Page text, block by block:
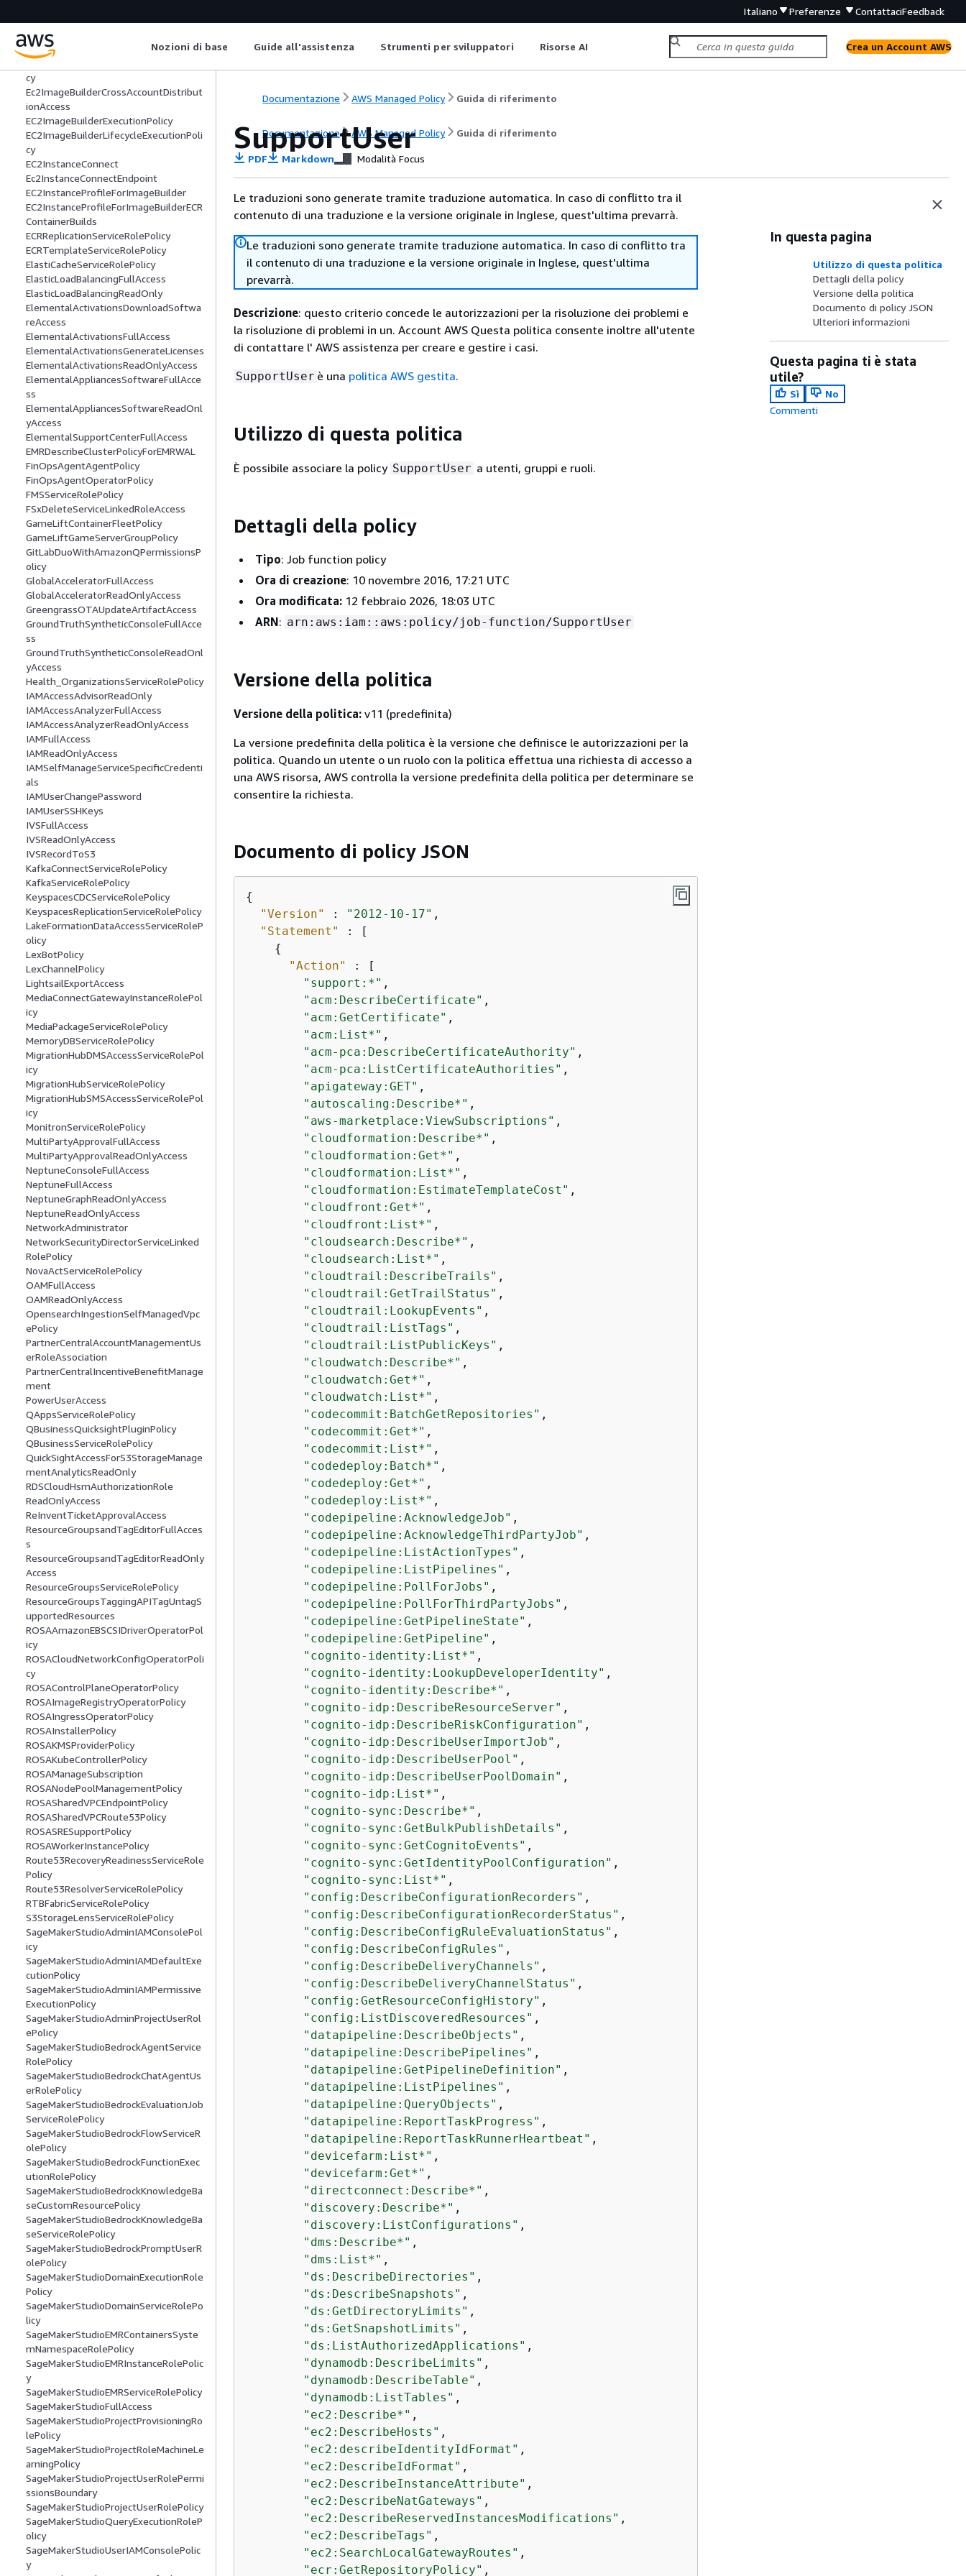
Italiano Preferenze ContattaciFeedback
Nozioni di base Guide all'assistenza Strumenti per sviluppatori Risorse AI Crea un Account AWS
EC2FastLaunchFullAccess
EC2FastLaunchServiceRolePolicy
EC2FleetTimeShiftableServiceRolePoli
cy
Ec2ImageBuilderCrossAccountDistribut
ionAccess
EC2ImageBuilderExecutionPolicy
EC2ImageBuilderLifecycleExecutionPoli
cy
EC2InstanceConnect
Ec2InstanceConnectEndpoint
EC2InstanceProfileForImageBuilder
EC2InstanceProfileForImageBuilderECR
ContainerBuilds
ECRReplicationServiceRolePolicy
ECRTemplateServiceRolePolicy
ElastiCacheServiceRolePolicy
ElasticLoadBalancingFullAccess
ElasticLoadBalancingReadOnly
ElementalActivationsDownloadSoftwa
reAccess
ElementalActivationsFullAccess
ElementalActivationsGenerateLicenses
ElementalActivationsReadOnlyAccess
ElementalAppliancesSoftwareFullAcce
ss
ElementalAppliancesSoftwareReadOnl
yAccess
ElementalSupportCenterFullAccess
EMRDescribeClusterPolicyForEMRWAL
FinOpsAgentAgentPolicy
FinOpsAgentOperatorPolicy
FMSServiceRolePolicy
FSxDeleteServiceLinkedRoleAccess
GameLiftContainerFleetPolicy
GameLiftGameServerGroupPolicy
GitLabDuoWithAmazonQPermissionsP
olicy
GlobalAcceleratorFullAccess
GlobalAcceleratorReadOnlyAccess
GreengrassOTAUpdateArtifactAccess
GroundTruthSyntheticConsoleFullAcce
ss
GroundTruthSyntheticConsoleReadOnl
yAccess
Health_OrganizationsServiceRolePolicy
IAMAccessAdvisorReadOnly
IAMAccessAnalyzerFullAccess
IAMAccessAnalyzerReadOnlyAccess
IAMFullAccess
IAMReadOnlyAccess
IAMSelfManageServiceSpecificCredenti
als
IAMUserChangePassword
IAMUserSSHKeys
IVSFullAccess
IVSReadOnlyAccess
IVSRecordToS3
KafkaConnectServiceRolePolicy
KafkaServiceRolePolicy
KeyspacesCDCServiceRolePolicy
KeyspacesReplicationServiceRolePolicy
LakeFormationDataAccessServiceRoleP
olicy
LexBotPolicy
LexChannelPolicy
LightsailExportAccess
MediaConnectGatewayInstanceRolePol
icy
MediaPackageServiceRolePolicy
MemoryDBServiceRolePolicy
MigrationHubDMSAccessServiceRolePol
icy
MigrationHubServiceRolePolicy
MigrationHubSMSAccessServiceRolePol
icy
MonitronServiceRolePolicy
MultiPartyApprovalFullAccess
MultiPartyApprovalReadOnlyAccess
NeptuneConsoleFullAccess
NeptuneFullAccess
NeptuneGraphReadOnlyAccess
NeptuneReadOnlyAccess
NetworkAdministrator
NetworkSecurityDirectorServiceLinked
RolePolicy
NovaActServiceRolePolicy
OAMFullAccess
OAMReadOnlyAccess
OpensearchIngestionSelfManagedVpc
ePolicy
PartnerCentralAccountManagementUs
erRoleAssociation
PartnerCentralIncentiveBenefitManage
ment
PowerUserAccess
QAppsServiceRolePolicy
QBusinessQuicksightPluginPolicy
QBusinessServiceRolePolicy
QuickSightAccessForS3StorageManage
mentAnalyticsReadOnly
RDSCloudHsmAuthorizationRole
ReadOnlyAccess
ReInventTicketApprovalAccess
ResourceGroupsandTagEditorFullAcces
s
ResourceGroupsandTagEditorReadOnly
Access
ResourceGroupsServiceRolePolicy
ResourceGroupsTaggingAPITagUntagS
upportedResources
ROSAAmazonEBSCSIDriverOperatorPol
icy
ROSACloudNetworkConfigOperatorPoli
cy
ROSAControlPlaneOperatorPolicy
ROSAImageRegistryOperatorPolicy
ROSAIngressOperatorPolicy
ROSAInstallerPolicy
ROSAKMSProviderPolicy
ROSAKubeControllerPolicy
ROSAManageSubscription
ROSANodePoolManagementPolicy
ROSASharedVPCEndpointPolicy
ROSASharedVPCRoute53Policy
ROSASRESupportPolicy
ROSAWorkerInstancePolicy
Route53RecoveryReadinessServiceRole
Policy
Route53ResolverServiceRolePolicy
RTBFabricServiceRolePolicy
S3StorageLensServiceRolePolicy
SageMakerStudioAdminIAMConsolePol
icy
SageMakerStudioAdminIAMDefaultExe
cutionPolicy
SageMakerStudioAdminIAMPermissive
ExecutionPolicy
SageMakerStudioAdminProjectUserRol
ePolicy
SageMakerStudioBedrockAgentService
RolePolicy
SageMakerStudioBedrockChatAgentUs
erRolePolicy
SageMakerStudioBedrockEvaluationJob
ServiceRolePolicy
SageMakerStudioBedrockFlowServiceR
olePolicy
SageMakerStudioBedrockFunctionExec
utionRolePolicy
SageMakerStudioBedrockKnowledgeBa
seCustomResourcePolicy
SageMakerStudioBedrockKnowledgeBa
seServiceRolePolicy
SageMakerStudioBedrockPromptUserR
olePolicy
SageMakerStudioDomainExecutionRole
Policy
SageMakerStudioDomainServiceRolePo
licy
SageMakerStudioEMRContainersSyste
mNamespaceRolePolicy
SageMakerStudioEMRInstanceRolePolic
y
SageMakerStudioEMRServiceRolePolicy
SageMakerStudioFullAccess
SageMakerStudioProjectProvisioningRo
lePolicy
SageMakerStudioProjectRoleMachineLe
arningPolicy
SageMakerStudioProjectUserRolePermi
ssionsBoundary
SageMakerStudioProjectUserRolePolicy
SageMakerStudioQueryExecutionRoleP
olicy
SageMakerStudioUserIAMConsolePolic
y
Documentazione AWS Managed Policy Guida di riferimento
Documentazione AWS Managed Policy Guida di riferimento
SupportUser
PDF Markdown Modalità Focus
Le traduzioni sono generate tramite traduzione automatica. In caso di conflitto tra il
contenuto di una traduzione e la versione originale in Inglese, quest'ultima prevarrà.
Le traduzioni sono generate tramite traduzione automatica. In caso di conflitto tra
il contenuto di una traduzione e la versione originale in Inglese, quest'ultima
prevarrà.
Descrizione: questo criterio concede le autorizzazioni per la risoluzione dei problemi e
la risoluzione di problemi in un. Account AWS Questa politica consente inoltre all'utente
di contattare l' AWS assistenza per creare e gestire i casi.
SupportUser è una politica AWS gestita.
Utilizzo di questa politica
È possibile associare la policy SupportUser a utenti, gruppi e ruoli.
Dettagli della policy
Tipo: Job function policy
Ora di creazione: 10 novembre 2016, 17:21 UTC
Ora modificata: 12 febbraio 2026, 18:03 UTC
ARN: arn:aws:iam::aws:policy/job-function/SupportUser
Versione della politica
Versione della politica: v11 (predefinita)
La versione predefinita della politica è la versione che definisce le autorizzazioni per la
politica. Quando un utente o un ruolo con la politica effettua una richiesta di accesso a
una AWS risorsa, AWS controlla la versione predefinita della politica per determinare se
consentire la richiesta.
Documento di policy JSON
{
"Version"
: "2012-10-17" ,
"Statement"
: [
{
"Action"
: [
"support:*" ,
"acm:DescribeCertificate" ,
"acm:GetCertificate" ,
"acm:List*" ,
"acm-pca:DescribeCertificateAuthority" ,
"acm-pca:ListCertificateAuthorities" ,
"apigateway:GET" ,
"autoscaling:Describe*" ,
"aws-marketplace:ViewSubscriptions" ,
"cloudformation:Describe*" ,
"cloudformation:Get*" ,
"cloudformation:List*" ,
"cloudformation:EstimateTemplateCost" ,
"cloudfront:Get*" ,
"cloudfront:List*" ,
"cloudsearch:Describe*" ,
"cloudsearch:List*" ,
"cloudtrail:DescribeTrails" ,
"cloudtrail:GetTrailStatus" ,
"cloudtrail:LookupEvents" ,
"cloudtrail:ListTags" ,
"cloudtrail:ListPublicKeys" ,
"cloudwatch:Describe*" ,
"cloudwatch:Get*" ,
"cloudwatch:List*" ,
"codecommit:BatchGetRepositories" ,
"codecommit:Get*" ,
"codecommit:List*" ,
"codedeploy:Batch*" ,
"codedeploy:Get*" ,
"codedeploy:List*" ,
"codepipeline:AcknowledgeJob" ,
"codepipeline:AcknowledgeThirdPartyJob" ,
"codepipeline:ListActionTypes" ,
"codepipeline:ListPipelines" ,
"codepipeline:PollForJobs" ,
"codepipeline:PollForThirdPartyJobs" ,
"codepipeline:GetPipelineState" ,
"codepipeline:GetPipeline" ,
"cognito-identity:List*" ,
"cognito-identity:LookupDeveloperIdentity" ,
"cognito-identity:Describe*" ,
"cognito-idp:DescribeResourceServer" ,
"cognito-idp:DescribeRiskConfiguration" ,
"cognito-idp:DescribeUserImportJob" ,
"cognito-idp:DescribeUserPool" ,
"cognito-idp:DescribeUserPoolDomain" ,
"cognito-idp:List*" ,
"cognito-sync:Describe*" ,
"cognito-sync:GetBulkPublishDetails" ,
"cognito-sync:GetCognitoEvents" ,
"cognito-sync:GetIdentityPoolConfiguration" ,
"cognito-sync:List*" ,
"config:DescribeConfigurationRecorders" ,
"config:DescribeConfigurationRecorderStatus" ,
"config:DescribeConfigRuleEvaluationStatus" ,
"config:DescribeConfigRules" ,
"config:DescribeDeliveryChannels" ,
"config:DescribeDeliveryChannelStatus" ,
"config:GetResourceConfigHistory" ,
"config:ListDiscoveredResources" ,
"datapipeline:DescribeObjects" ,
"datapipeline:DescribePipelines" ,
"datapipeline:GetPipelineDefinition" ,
"datapipeline:ListPipelines" ,
"datapipeline:QueryObjects" ,
"datapipeline:ReportTaskProgress" ,
"datapipeline:ReportTaskRunnerHeartbeat" ,
"devicefarm:List*" ,
"devicefarm:Get*" ,
"directconnect:Describe*" ,
"discovery:Describe*" ,
"discovery:ListConfigurations" ,
"dms:Describe*" ,
"dms:List*" ,
"ds:DescribeDirectories" ,
"ds:DescribeSnapshots" ,
"ds:GetDirectoryLimits" ,
"ds:GetSnapshotLimits" ,
"ds:ListAuthorizedApplications" ,
"dynamodb:DescribeLimits" ,
"dynamodb:DescribeTable" ,
"dynamodb:ListTables" ,
"ec2:Describe*" ,
"ec2:DescribeHosts" ,
"ec2:describeIdentityIdFormat" ,
"ec2:DescribeIdFormat" ,
"ec2:DescribeInstanceAttribute" ,
"ec2:DescribeNatGateways" ,
"ec2:DescribeReservedInstancesModifications" ,
"ec2:DescribeTags" ,
"ec2:SearchLocalGatewayRoutes" ,
"ecr:GetRepositoryPolicy" ,
In questa pagina
Utilizzo di questa politica
Dettagli della policy
Versione della politica
Documento di policy JSON
Ulteriori informazioni
Questa pagina ti è stata
utile?
Sì
No
Commenti